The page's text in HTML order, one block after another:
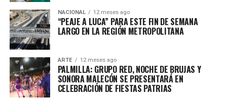
NACIONAL 12 meses ago
“PEAJE A LUCA” PARA ESTE FIN DE SEMANA
LARGO EN LA REGIÓN METROPOLITANA
ARTE 12 meses ago
PALMILLA: GRUPO RED, NOCHE DE BRUJAS Y
SONORA MALECÓN SE PRESENTARÁ EN
CELEBRACIÓN DE FIESTAS PATRIAS